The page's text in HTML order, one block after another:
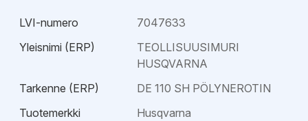
LVI-numero
7047633
Yleisnimi (ERP)
TEOLLISUUSIMURI
HUSQVARNA
Tarkenne (ERP)
DE 110 SH PÖLYNEROTIN
Tuotemerkki
Husqvarna